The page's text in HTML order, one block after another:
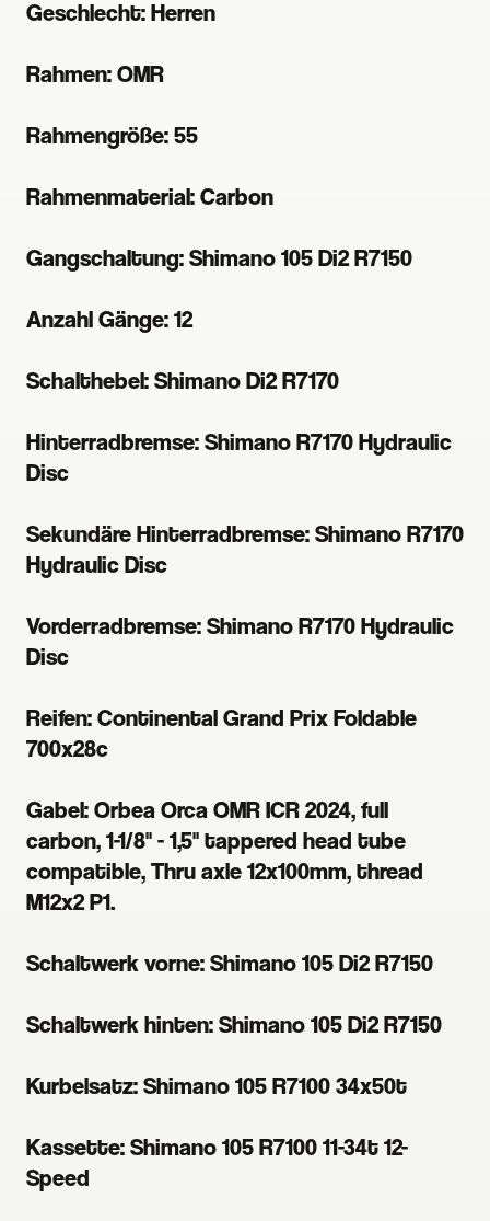
Geschlecht: Herren
Rahmen: OMR
Rahmengröße: 55
Rahmenmaterial: Carbon
Gangschaltung: Shimano 105 Di2 R7150
Anzahl Gänge: 12
Schalthebel: Shimano Di2 R7170
Hinterradbremse: Shimano R7170 Hydraulic
Disc
Sekundäre Hinterradbremse: Shimano R7170
Hydraulic Disc
Vorderradbremse: Shimano R7170 Hydraulic
Disc
Reifen: Continental Grand Prix Foldable
700x28c
Gabel: Orbea Orca OMR ICR 2024, full
carbon, 1-1/8" - 1,5" tappered head tube
compatible, Thru axle 12x100mm, thread
M12x2 P1.
Schaltwerk vorne: Shimano 105 Di2 R7150
Schaltwerk hinten: Shimano 105 Di2 R7150
Kurbelsatz: Shimano 105 R7100 34x50t
Kassette: Shimano 105 R7100 11-34t 12-
Speed